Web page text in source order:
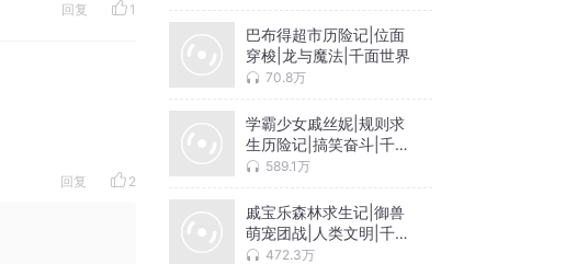
回复 1
回复 2
巴布得超市历险记|位面
穿梭|龙与魔法|千面世界
70.8万
学霸少女戚丝妮|规则求
生历险记|搞笑奋斗|千面
世界589.1万
戚宝乐森林求生记|御兽
萌宠团战|人类文明|千面
世界472.3万